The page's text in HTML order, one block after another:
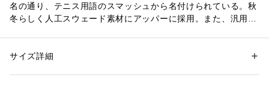
名の通り、テニス用語のスマッシュから名付けられている。秋
冬らしく人工スウェード素材にアッパーに採用。また、汎用性
性別：レディース
素材：人工皮革（=合成皮革）・合成繊維・
サイズ詳細